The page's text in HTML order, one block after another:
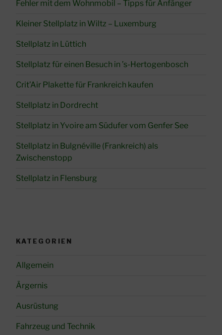
Fehler mit dem Wohnmobil – Tipps für Anfänger
Kleiner Stellplatz in Wiltz – Luxemburg
Stellplatz in Lüttich
Stellplatz für einen Besuch in ’s-Hertogenbosch
Crit’Air Plakette für Frankreich kaufen
Stellplatz in Dordrecht
Stellplatz in Yvoire am Südufer vom Genfer See
Stellplatz in Bulgnéville (Frankreich) als
Zwischenstopp
Stellplatz in Flensburg
KATEGORIEN
Allgemein
Ärgernis
Ausrüstung
Fahrzeug und Technik